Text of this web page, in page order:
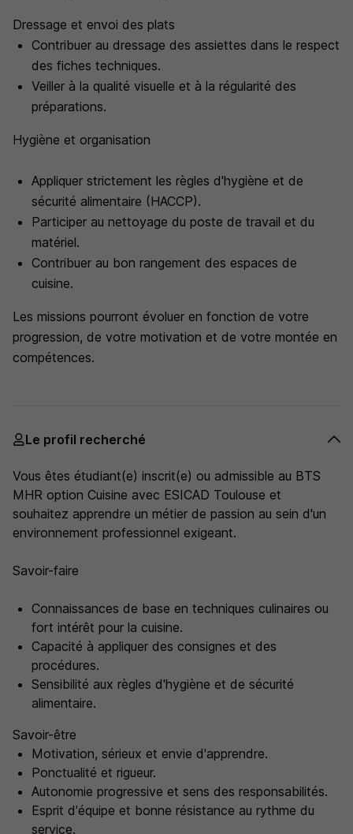
Dressage et envoi des plats
Contribuer au dressage des assiettes dans le respect
des fiches techniques.
Veiller à la qualité visuelle et à la régularité des
préparations.
Hygiène et organisation
Appliquer strictement les règles d'hygiène et de
sécurité alimentaire (HACCP).
Participer au nettoyage du poste de travail et du
matériel.
Contribuer au bon rangement des espaces de
cuisine.
Les missions pourront évoluer en fonction de votre
progression, de votre motivation et de votre montée en
compétences.
Le profil recherché
Vous êtes étudiant(e) inscrit(e) ou admissible au BTS
MHR option Cuisine avec ESICAD Toulouse et
souhaitez apprendre un métier de passion au sein d'un
environnement professionnel exigeant.
Savoir-faire
Connaissances de base en techniques culinaires ou
fort intérêt pour la cuisine.
Capacité à appliquer des consignes et des
procédures.
Sensibilité aux règles d'hygiène et de sécurité
alimentaire.
Savoir-être
Motivation, sérieux et envie d'apprendre.
Ponctualité et rigueur.
Autonomie progressive et sens des responsabilités.
Esprit d'équipe et bonne résistance au rythme du
service.